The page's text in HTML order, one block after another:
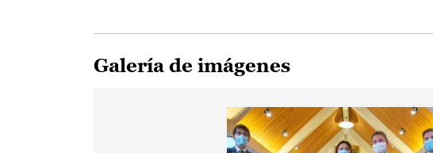
Galería de imágenes